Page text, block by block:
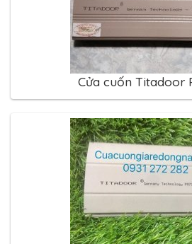
Cửa cuốn Titadoor